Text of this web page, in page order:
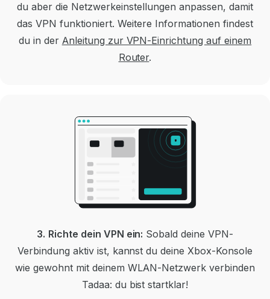
du aber die Netzwerkeinstellungen anpassen, damit
das VPN funktioniert. Weitere Informationen findest
du in der Anleitung zur VPN-Einrichtung auf einem
Router.
3. Richte dein VPN ein: Sobald deine VPN-
Verbindung aktiv ist, kannst du deine Xbox-Konsole
wie gewohnt mit deinem WLAN-Netzwerk verbinden
Tadaa: du bist startklar!